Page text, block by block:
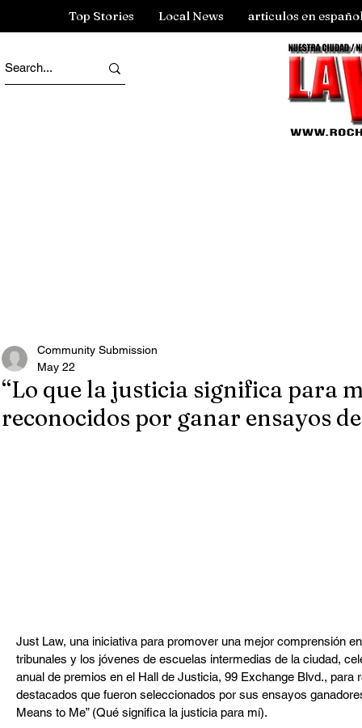
Top Stories Local News articulos en
“Lo que la justicia significa para
reconocidos por ganar ensayos
Community Submission
May 22
Just Law, una iniciativa para promover una mejor comprensión
tribunales y los jóvenes de escuelas intermedias de la ciudad,
anual de premios en el Hall de Justicia, 99 Exchange Blvd.,
destacados que fueron seleccionados por sus ensayos
Means to Me” (Qué significa la justicia para mí).